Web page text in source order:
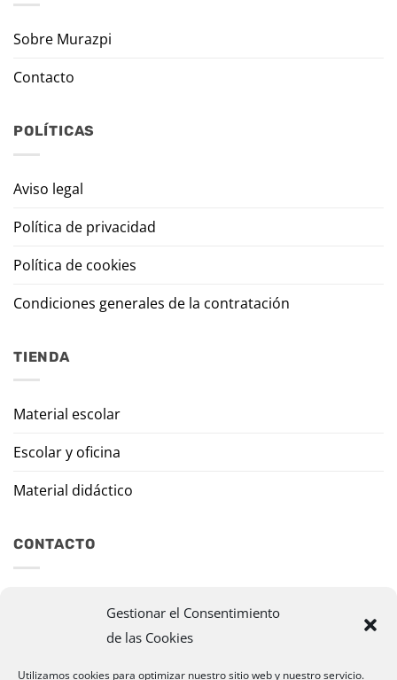
Gestionar el Consentimiento
de las Cookies
Utilizamos cookies para optimizar nuestro sitio web y nuestro servicio.
Sobre Murazpi
Contacto
POLÍTICAS
Aviso legal
Política de privacidad
Política de cookies
Condiciones generales de la contratación
TIENDA
Material escolar
Escolar y oficina
Material didáctico
CONTACTO
murazpi@murazpi.com
948 234 436 – 623 195 518